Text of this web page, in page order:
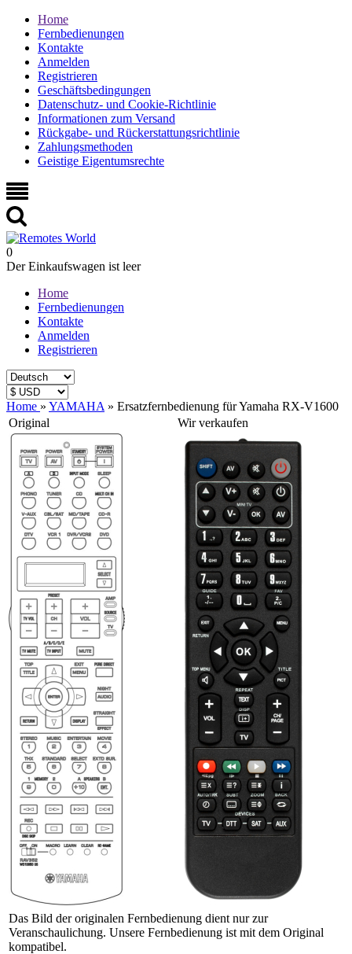
Home
Fernbedienungen
Kontakte
Anmelden
Registrieren
Geschäftsbedingungen
Datenschutz- und Cookie-Richtlinie
Informationen zum Versand
Rückgabe- und Rückerstattungsrichtlinie
Zahlungsmethoden
Geistige Eigentumsrechte
0
Der Einkaufswagen ist leer
Home
Fernbedienungen
Kontakte
Anmelden
Registrieren
Home » YAMAHA » Ersatzfernbedienung für Yamaha RX-V1600
Original
Wir verkaufen
Das Bild der originalen Fernbedienung dient nur zur
Veranschaulichung. Unsere Fernbedienung ist mit dem Original
kompatibel.